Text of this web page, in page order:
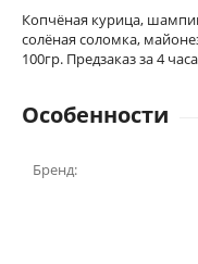
Копчёная курица,
солёная соломка,
100гр. Предзаказ за 4 часа
Особенности
Бренд: